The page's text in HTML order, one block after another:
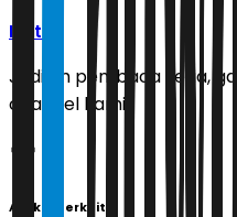
Ikuti
Jadilah pembaca setia,
channel kami!
Artikel Terkait